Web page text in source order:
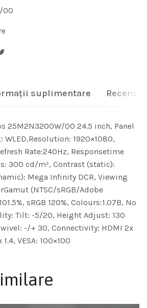
00
suplimentare Recenzii
25M2N3200W/00 24.5 inch, Panel
WLED,Resolution: 1920×1080,
Rate:240Hz, Responsetime
300 cd/m², Contrast (static):
Mega Infinity DCR, Viewing
(NTSC/sRGB/Adobe
sRGB 120%, Colours:1.07B, No
Tilt: -5/20, Height Adjust: 130
-/+ 30, Connectivity: HDMI 2x
VESA: 100×100